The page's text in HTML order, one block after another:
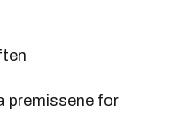
premissene for